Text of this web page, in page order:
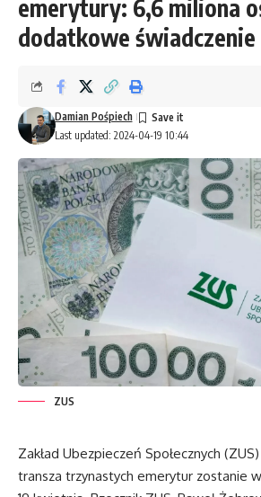
emerytury: 6,6 miliona
dodatkowe świadczenie
Last updated: 2024-04-19 10:44
Damian Pośpiech
ZUS
Zakład Ubezpieczeń Społecznych
transza trzynastych emerytur zostanie